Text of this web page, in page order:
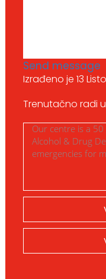
Send message
Izrađeno je 13
Trenutačno radi
Our centre is a
Alcohol & Drug
emergencies for